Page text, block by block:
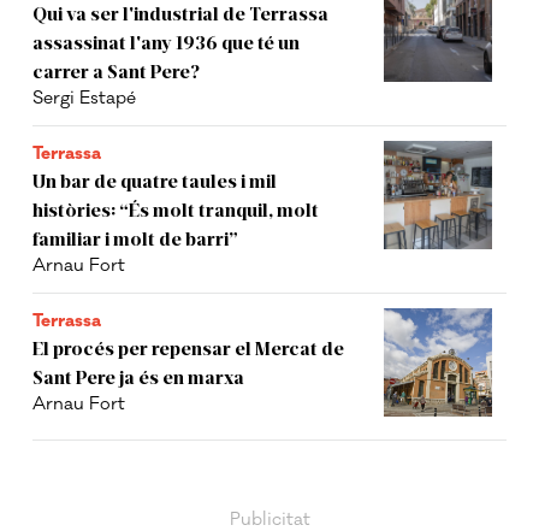
Qui va ser l'industrial de Terrassa
assassinat l'any 1936 que té un
carrer a Sant Pere?
Sergi Estapé
Terrassa
Un bar de quatre taules i mil
històries: “És molt tranquil, molt
familiar i molt de barri”
Arnau Fort
Terrassa
El procés per repensar el Mercat de
Sant Pere ja és en marxa
Arnau Fort